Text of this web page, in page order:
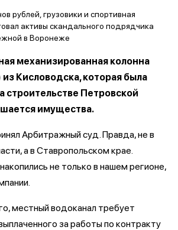
механизированная колонна
Кисловодска, которая была
строительстве Петровской
имущества.
Арбитражный суд. Правда, не в
а в Ставропольском крае.
не только в нашем регионе,
местный водоканал требует
за работы по контракту